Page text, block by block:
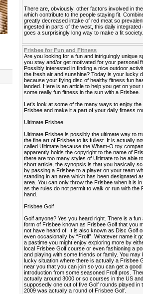
There are, obviously, other factors involved in
which contribute to the people staying fit.
greatly decreased intake of red meat so
ingested in parts of the west, this daily integrated
goes a surprisingly long way to make a fit
Frisbee for Fun and Fitness
Are you looking for a fun and intriguingly unique
you stay and/or get motivated for your personal
Possibly interested in finding a nice outdoor
the fresh air and sunshine? Today is your lucky
because your flying disc of healthy fitness fun
landed. Here is an article to help you get on your
some really fun fitness in the sun with a Frisbee.
Let’s look at some of the many ways to enjoy the
Frisbee and make it a part of your daily fitness
Ultimate Frisbee
Ultimate Frisbee is possibly the ultimate way to
the fine art of Frisbee to its fullest. It is actually
called Ultimate because the Wham-O toy
apparently holds the copyright to the name of
there are too many styles of Ultimate to be able
short article, the synopsis is that you basically
by passing a Frisbee to a player on your team
standing in an area which has been designated
area. You can only throw the Frisbee when it is
as the rules do not permit to walk or run with the
hand.
Frisbee Golf
Golf anyone? Yes you heard right. There is a fun
form of Frisbee known as Frisbee Golf that you
not have heard of. It is also known as Disc Golf
even occasionally by “Frolf”. Whatever name it
a pastime you might enjoy exploring more by
local Frisbee Golf course or even fashioning a
and playing with some friends or family. You may
lucky situation where there is actually a Frisbee
near you that you can join so you can get a good
introduction from some seasoned Frolf pros.
actually around 3000 or so courses in the US
supposedly one out of five Golf rounds played in
2009 was actually a round of Frisbee Golf.